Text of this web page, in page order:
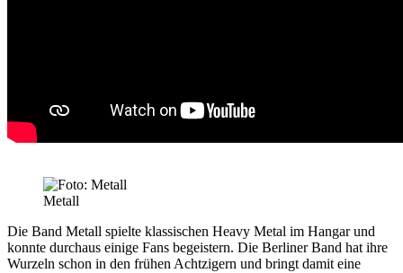
Metall
Die Band Metall spielte klassischen Heavy Metal im Hangar und
konnte durchaus einige Fans begeistern. Die Berliner Band hat ihre
Wurzeln schon in den frühen Achtzigern und bringt damit eine